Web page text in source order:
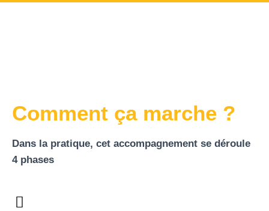
Comment ça marche ?
Dans la pratique, cet accompagnement se déroule
4 phases